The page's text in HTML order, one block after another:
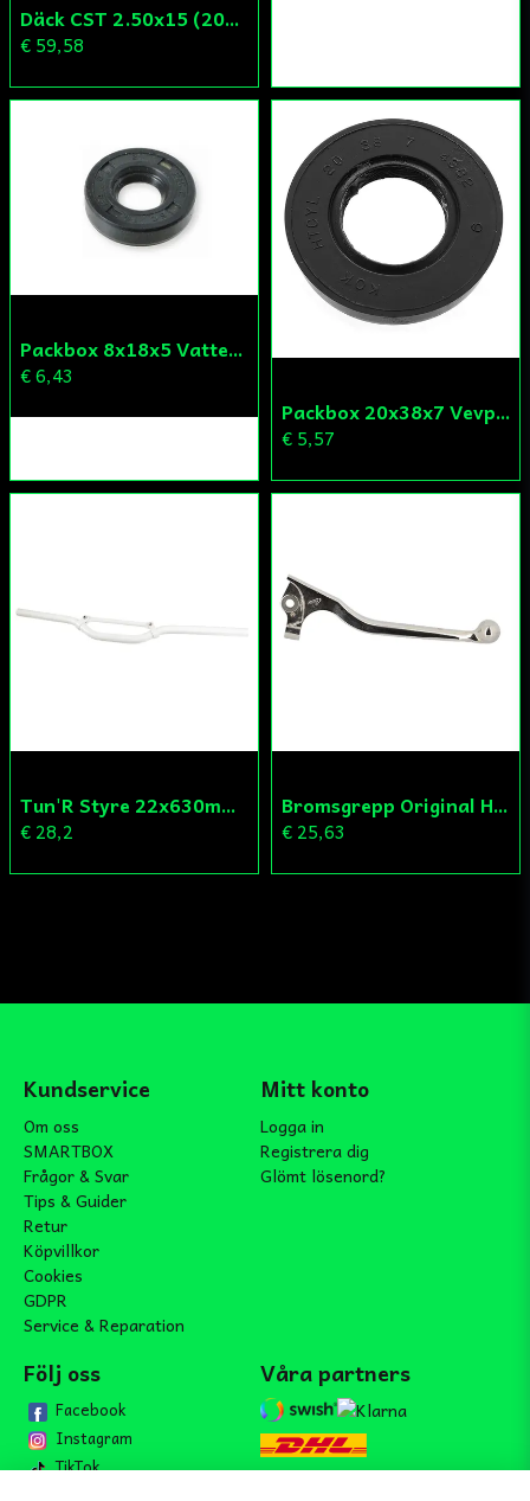
Däck CST 2.50x15 (20x250) Compact/Scoper/Mamba/Flakmoped
€ 59,58
Packbox 8x18x5 Vattenpump Aprilia/Derbi/Gilera (original)
€ 6,43
Packbox 20x38x7 Vevparti Derbi (original)
€ 5,57
Tun'R Styre 22x630mm Vit
€ 28,2
Bromsgrepp Original Hö Peugeot Ludix/Speedfight/Vivacity
€ 25,63
Kundservice
Om oss
SMARTBOX
Frågor & Svar
Tips & Guider
Retur
Köpvillkor
Cookies
GDPR
Service & Reparation
Mitt konto
Logga in
Registrera dig
Glömt lösenord?
Följ oss
Facebook
Instagram
TikTok
Våra partners